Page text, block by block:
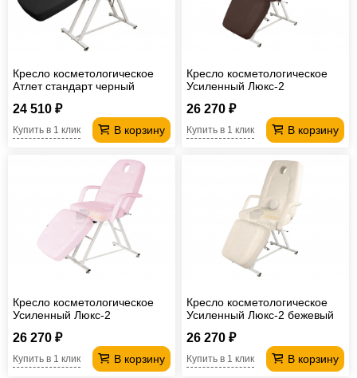
Кресло косметологическое
Атлет стандарт черный
24 510 ₽
В корзину
Купить в 1 клик
Кресло косметологическое
Усиленный Люкс-2
26 270 ₽
В корзину
Купить в 1 клик
Кресло косметологическое
Усиленный Люкс-2
26 270 ₽
В корзину
Купить в 1 клик
Кресло косметологическое
Усиленный Люкс-2 бежевый
26 270 ₽
В корзину
Купить в 1 клик